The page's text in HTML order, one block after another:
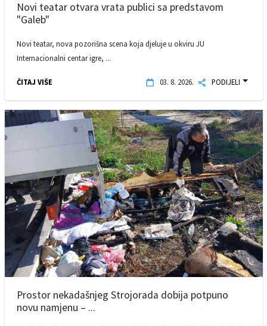
Novi teatar otvara vrata publici sa predstavom
"Galeb"
Novi teatar, nova pozorišna scena koja djeluje u okviru JU
Internacionalni centar igre, ...
ČITAJ VIŠE 03. 8. 2026. PODIJELI
Prostor nekadašnjeg Strojorada dobija potpuno
novu namjenu – ...